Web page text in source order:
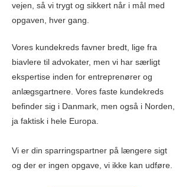
vejen, så vi trygt og sikkert når i mål med
opgaven, hver gang.
Vores kundekreds favner bredt, lige fra
biavlere til advokater, men vi har særligt
ekspertise inden for entreprenører og
anlægsgartnere. Vores faste kundekreds
befinder sig i Danmark, men også i Norden,
ja faktisk i hele Europa.
Vi er din sparringspartner på længere sigt
og der er ingen opgave, vi ikke kan udføre.